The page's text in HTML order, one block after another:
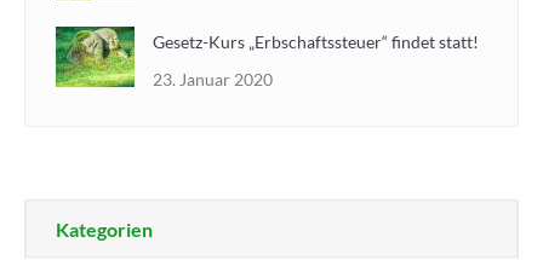
Gesetz-Kurs „Erbschaftssteuer“ findet statt!
23. Januar 2020
Kategorien